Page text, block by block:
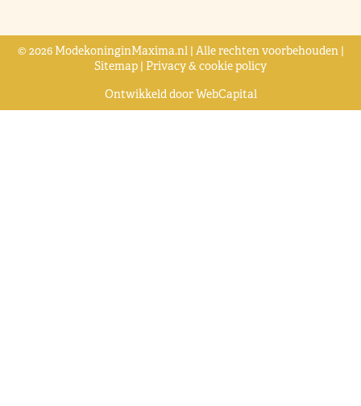
© 2026 ModekoninginMaxima.nl | Alle rechten voorbehouden |
Sitemap | Privacy & cookie policy
Ontwikkeld doorWebCapital